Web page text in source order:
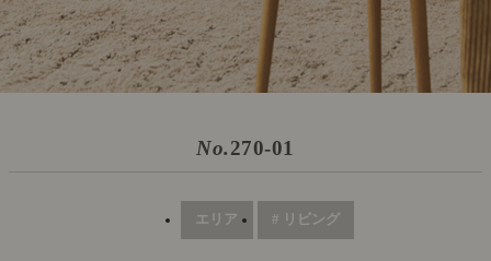
No.270-01
エリア # リビング